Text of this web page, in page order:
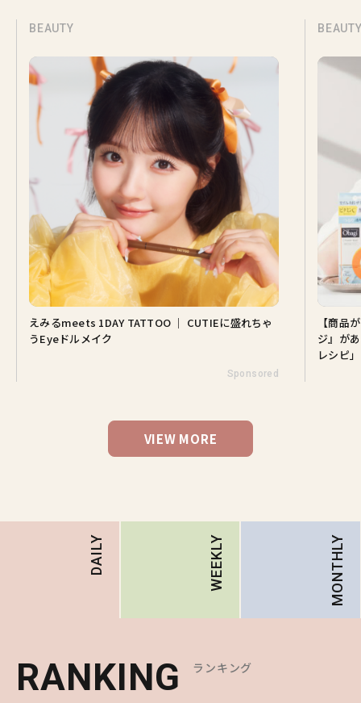
BEAUTY
えみるmeets 1DAY TATTOO ｜ CUTIEに盛れちゃ
うEyeドルメイク
Sponsored
【商品
ジ』が
レシピ」
VIEW MORE
DAILY WEEKLY MONTHLY
RANKING ランキング
RANKING ランキング
RANKING ランキング